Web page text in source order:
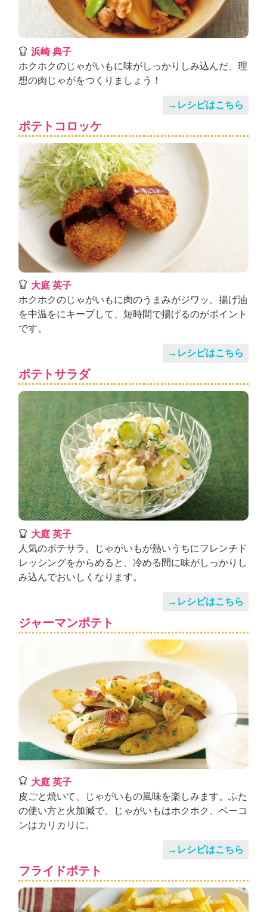
」
浜崎 典子
ホクホクのじゃがいもに味がしっかりしみ込んだ、理
想の肉じゃがをつくりましょう！
→レシピはこちら
ポテトコロッケ
大庭 英子
ホクホクのじゃがいもに肉のうまみがジワッ。揚げ油
を中温をにキープして、短時間で揚げるのがポイント
です。
→レシピはこちら
ポテトサラダ
大庭 英子
人気のポテサラ。じゃがいもが熱いうちにフレンチド
レッシングをからめると、冷める間に味がしっかりし
み込んでおいしくなります。
→レシピはこちら
ジャーマンポテト
大庭 英子
皮ごと焼いて、じゃがいもの風味を楽しみます。ふた
の使い方と火加減で、じゃがいもはホクホク、ベーコ
ンはカリカリに。
→レシピはこちら
フライドポテト